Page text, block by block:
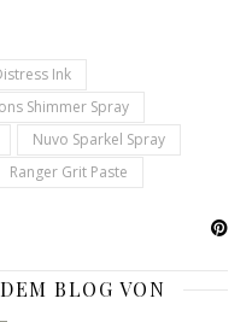
Ink
Shimmer Spray
Nuvo Sparkel Spray
Ranger Grit Paste
BLOG VON